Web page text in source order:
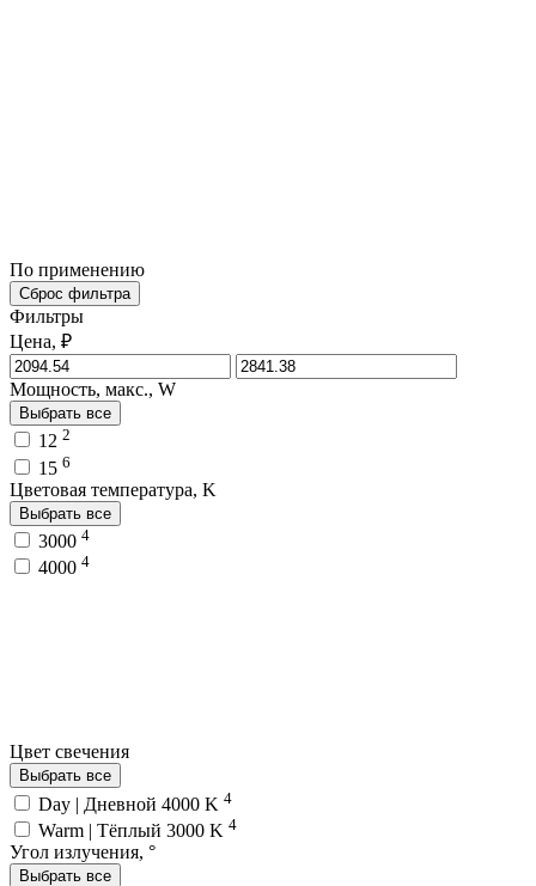
По применению
Сброс фильтра
Фильтры
Цена, ₽
Мощность, макс., W
Выбрать все
12 2
15 6
Цветовая температура, K
Выбрать все
3000 4
4000 4
Цвет свечения
Выбрать все
Day | Дневной 4000 K 4
Warm | Тёплый 3000 K 4
Угол излучения, °
Выбрать все